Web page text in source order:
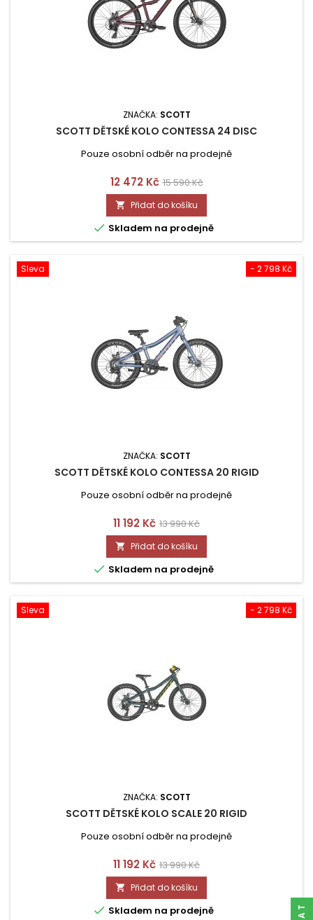
ZNAČKA: SCOTT
SCOTT DĚTSKÉ KOLO CONTESSA 24 DISC
Pouze osobní odběr na prodejně
Cena
12 472 Kč Běžná
cena
15 590 Kč
 Přidat do košíku
 Skladem na prodejně
- 2 798 Kč
Sleva
ZNAČKA: SCOTT
SCOTT DĚTSKÉ KOLO CONTESSA 20 RIGID
Pouze osobní odběr na prodejně
Cena
11 192 Kč Běžná
cena
13 990 Kč
 Přidat do košíku
 Skladem na prodejně
- 2 798 Kč
Sleva
ZNAČKA: SCOTT
SCOTT DĚTSKÉ KOLO SCALE 20 RIGID
Pouze osobní odběr na prodejně
Cena
11 192 Kč Běžná
cena
13 990 Kč
 Přidat do košíku
 Skladem na prodejně